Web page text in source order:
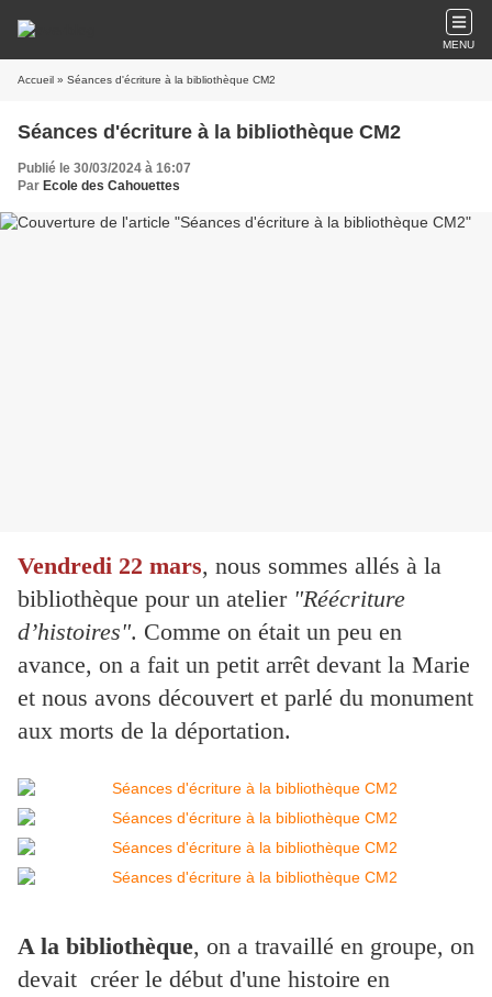
MENU
Accueil » Séances d'écriture à la bibliothèque CM2
Séances d'écriture à la bibliothèque CM2
Publié le 30/03/2024 à 16:07
Par Ecole des Cahouettes
Vendredi 22 mars, nous sommes allés à la
bibliothèque pour un atelier "Réécriture
d’histoires". Comme on était un peu en
avance, on a fait un petit arrêt devant la Marie
et nous avons découvert et parlé du monument
aux morts de la déportation.
A la bibliothèque, on a travaillé en groupe, on
devait créer le début d'une histoire en